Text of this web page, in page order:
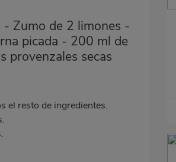
Zumo de 2 limones -
picada - 200 ml de
provenzales secas
el resto de ingredientes.